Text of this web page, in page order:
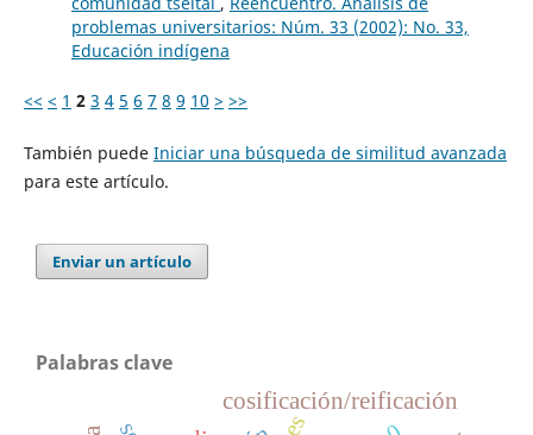
problemas universitarios: Núm. 33 (2002): No. 33,
Educación indígena
<< < 1 2 3 4 5 6 7 8 9 10 > >>
También puede Iniciar una búsqueda de similitud avanzada
para este artículo.
Enviar un artículo
Palabras clave
cosificación/reificación